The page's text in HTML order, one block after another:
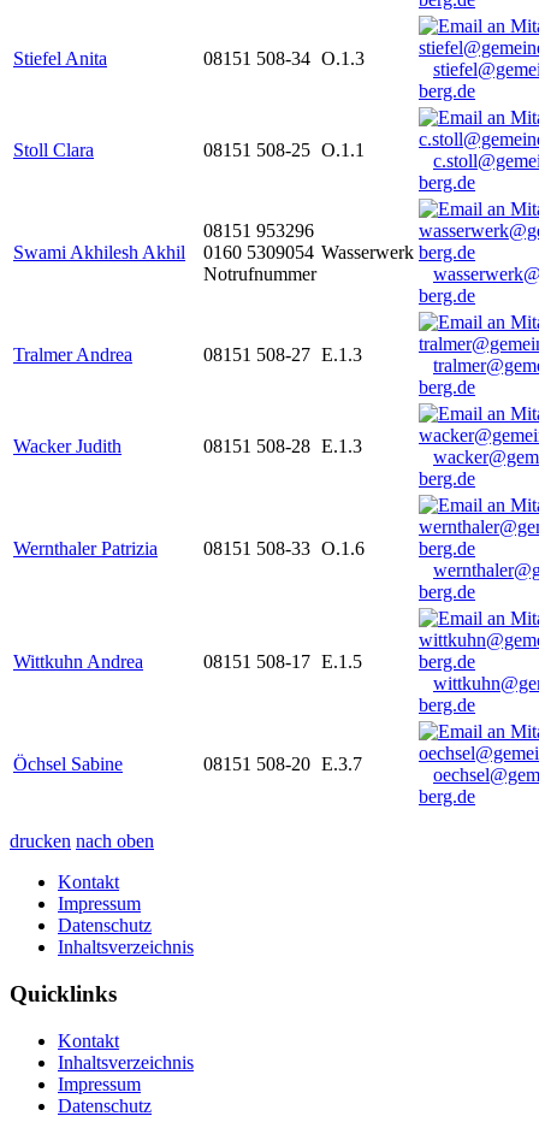
Stiefel Anita 08151 508-34 O.1.3
berg.de
Stoll Clara 08151 508-25 O.1.1
berg.de
Swami Akhilesh Akhil
08151 953296
0160 5309054
Notrufnummer
Wasserwerk
berg.de
Tralmer Andrea 08151 508-27 E.1.3
berg.de
Wacker Judith 08151 508-28 E.1.3
berg.de
Wernthaler Patrizia 08151 508-33 O.1.6
berg.de
Wittkuhn Andrea 08151 508-17 E.1.5
berg.de
Öchsel Sabine 08151 508-20 E.3.7
berg.de
drucken nach oben
Kontakt
Impressum
Datenschutz
Inhaltsverzeichnis
Quicklinks
Kontakt
Inhaltsverzeichnis
Impressum
Datenschutz